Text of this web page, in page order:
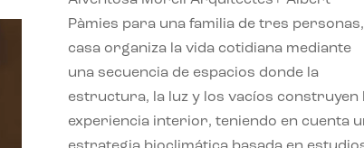
Pàmies para una familia de tres
casa organiza la vida cotidiana mediante
una secuencia de espacios donde la
estructura, la luz y los vacíos construyen
experiencia interior, teniendo en cuenta